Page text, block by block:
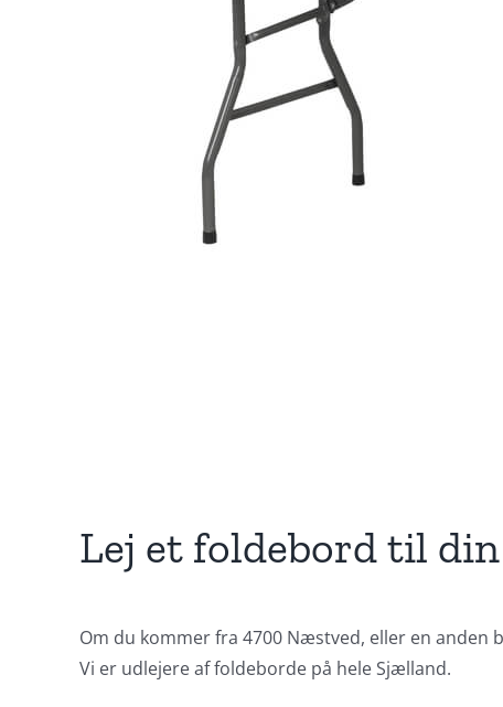
Lej et foldebord til
Om du kommer fra 4700 Næstved, eller en
Vi er udlejere af foldeborde på hele Sjælland.